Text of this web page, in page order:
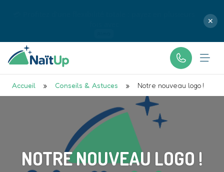
✕
Accueil » Conseils & Astuces » Notre nouveau logo !
NOTRE NOUVEAU LOGO !